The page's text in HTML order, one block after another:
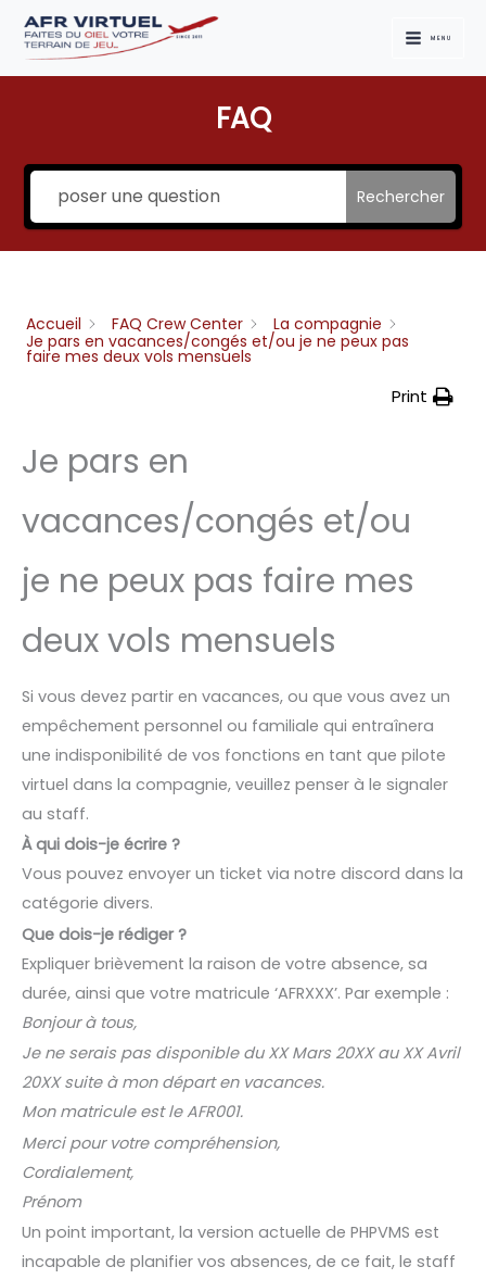
Aller
contenu
MENU
FAQ
Rechercher
Accueil FAQ Crew Center
La compagnie
Je pars en vacances/congés et/ou je ne peux pas
faire mes deux vols mensuels
Print
Je pars en
vacances/congés et/ou
je ne peux pas faire mes
deux vols mensuels
Si vous devez partir en vacances, ou que vous avez un
empêchement personnel ou familiale qui entraînera
une indisponibilité de vos fonctions en tant que pilote
virtuel dans la compagnie, veuillez penser à le signaler
au staff.
À qui dois-je écrire ?
Vous pouvez envoyer un ticket via notre discord dans la
catégorie divers.
Que dois-je rédiger ?
Expliquer brièvement la raison de votre absence, sa
durée, ainsi que votre matricule ‘AFRXXX’. Par exemple :
Bonjour à tous,
Je ne serais pas disponible du XX Mars 20XX au XX Avril
20XX suite à mon départ en vacances.
Mon matricule est le AFR001.
Merci pour votre compréhension,
Cordialement,
Prénom
Un point important, la version actuelle de PHPVMS est
incapable de planifier vos absences, de ce fait, le staff